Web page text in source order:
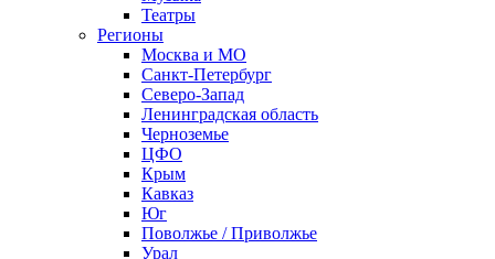
Театры
Регионы
Москва и МО
Санкт-Петербург
Северо-Запад
Ленинградская область
Черноземье
ЦФО
Крым
Кавказ
Юг
Поволжье / Приволжье
Урал